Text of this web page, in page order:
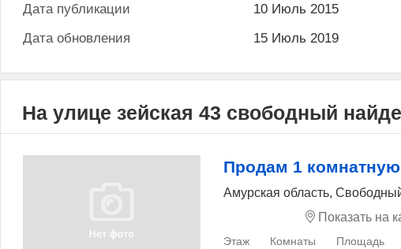
Дата публикации
10 Июль 2015
Дата обновления
15 Июль 2019
На улице зейская 43 свободный
Продам 1 комнатную
Амурская область,
Показать на